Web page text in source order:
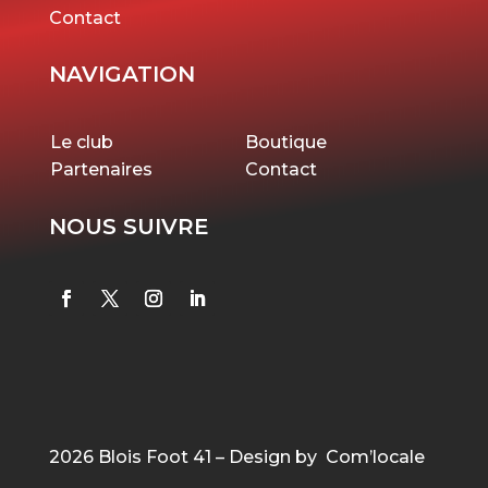
Contact
NAVIGATION
Le club
Boutique
Partenaires
Contact
NOUS SUIVRE
2026 Blois Foot 41 – Design by Com’locale